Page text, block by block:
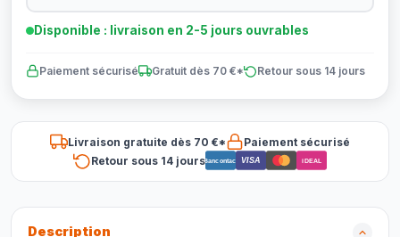
Disponible : livraison en 2-5 jours ouvrables
Paiement sécurisé Gratuit dès 70 €* Retour sous 14 jours
Livraison gratuite dès 70 €*
Paiement sécurisé
Retour sous 14 joursBancontact VISA iDEAL
Description